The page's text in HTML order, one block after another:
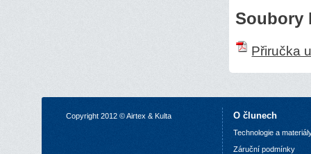
Soubory
Přiručka
Copyright 2012 © Airtex & Kulta O člunech
Technologie a
Záruční podmínky